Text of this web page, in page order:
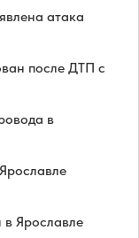
атака
после ДТП с
в
Ярославле